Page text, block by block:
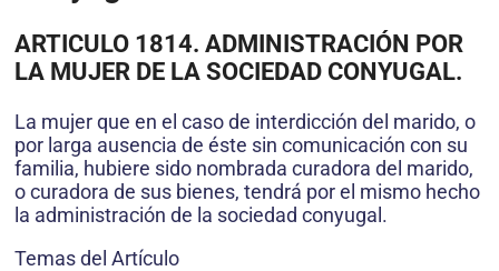
ARTICULO 1814. ADMINISTRACIÓN POR
LA MUJER DE LA SOCIEDAD CONYUGAL.
La mujer que en el caso de interdicción del marido, o
por larga ausencia de éste sin comunicación con su
familia, hubiere sido nombrada curadora del marido,
o curadora de sus bienes, tendrá por el mismo hecho
la administración de la sociedad conyugal.
Temas del Artículo